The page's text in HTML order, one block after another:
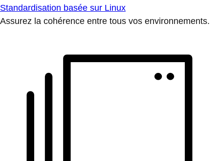
Standardisation basée sur Linux
Assurez la cohérence entre tous vos environnements.